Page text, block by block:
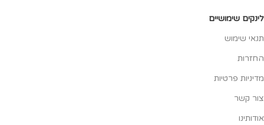
לינקים שימושיים
תנאי שימוש
החזרות
מדיניות פרטיות
צור קשר
אודותינו